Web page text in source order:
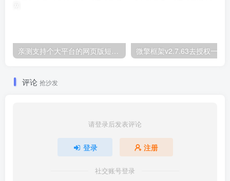
亲测支持个大平台的网页版短视频去水印源码上传既用
评论 抢沙发
请登录后发表评论
登录 注册
社交账号登录